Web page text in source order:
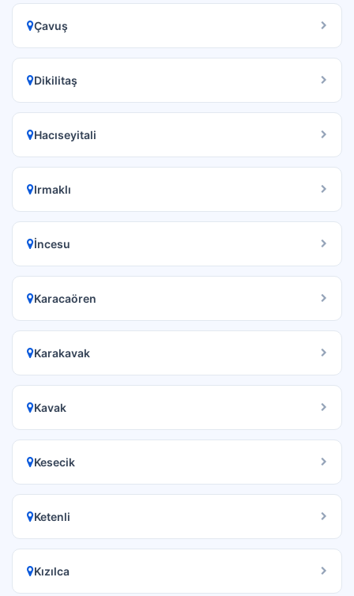
Çavuş
Dikilitaş
Hacıseyitali
Irmaklı
İncesu
Karacaören
Karakavak
Kavak
Kesecik
Ketenli
Kızılca